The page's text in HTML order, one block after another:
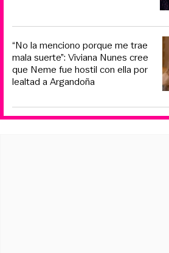
“No la menciono porque me trae
mala suerte”: Viviana Nunes cree
que Neme fue hostil con ella por
lealtad a Argandoña